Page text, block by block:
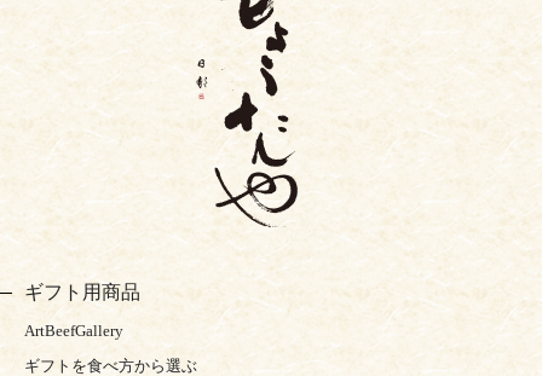
ギフト用商品
ArtBeefGallery
ギフトを食べ方から選ぶ